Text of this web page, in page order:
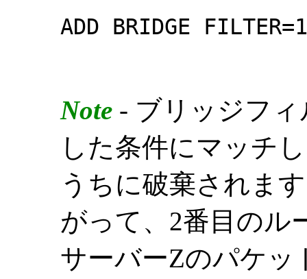
ADD BRIDGE
Note - ブリッジフ
した条件にマッチ
うちに破棄されま
がって、2番目のル
サーバーZのパケッ